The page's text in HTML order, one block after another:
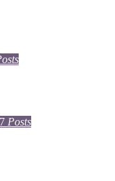
Posts